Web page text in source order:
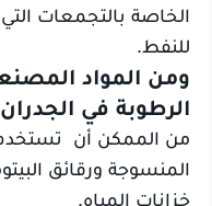
الخاصة بالتجمعات
للنفط.
ومن المواد
الرطوبة في
من الممكن أن تستخدم
المنسوجة ورقائق
خزانات المياه.